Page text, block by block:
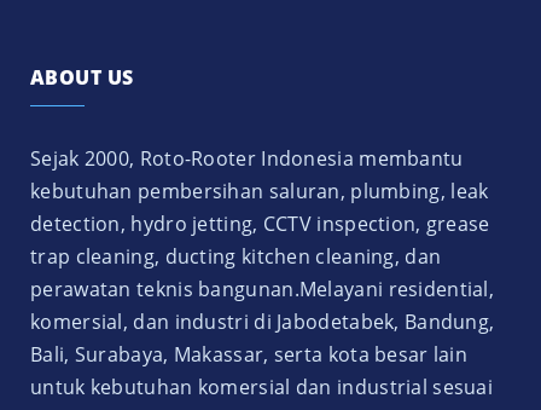
ABOUT US
Sejak 2000, Roto-Rooter Indonesia membantu
kebutuhan pembersihan saluran, plumbing, leak
detection, hydro jetting, CCTV inspection, grease
trap cleaning, ducting kitchen cleaning, dan
perawatan teknis bangunan.Melayani residential,
komersial, dan industri di Jabodetabek, Bandung,
Bali, Surabaya, Makassar, serta kota besar lain
untuk kebutuhan komersial dan industrial sesuai